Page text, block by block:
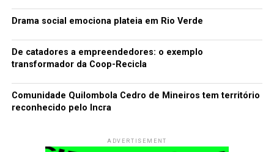
Drama social emociona plateia em Rio Verde
De catadores a empreendedores: o exemplo
transformador da Coop-Recicla
Comunidade Quilombola Cedro de Mineiros tem território
reconhecido pelo Incra
ADVERTISEMENT